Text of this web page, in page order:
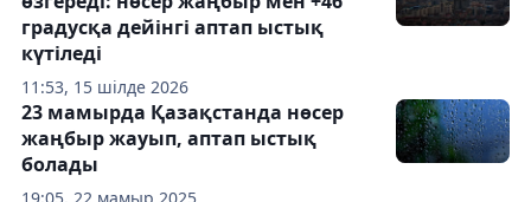
11:53, 15 шілде 2026
градусқа дейінгі аптап ыстық
күтіледі
23 мамырда Қазақстанда нөсер
жаңбыр жауып, аптап ыстық
болады